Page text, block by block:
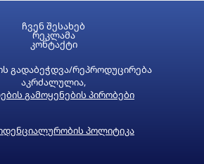
გადაბეჭდვა/რეპროდუცირება
აკრძალულია,
გამოყენების პირობები
პოლიტიკა
ჩვენ შესახებ
რეკლამა
კონტაქტი